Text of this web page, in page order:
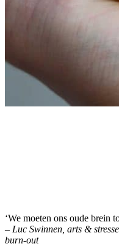
‘We moeten ons oude brein
– Luc Swinnen, arts &
burn-out